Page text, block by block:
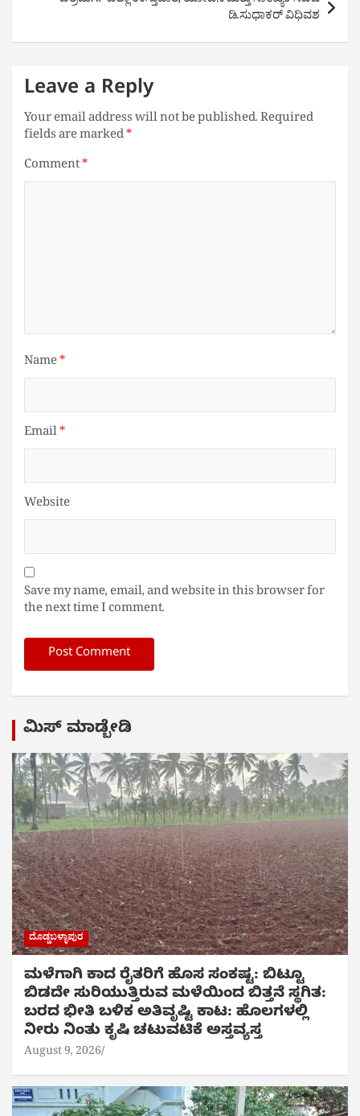
ಡಿ.ಸುಧಾಕರ್ ವಿಧಿವಶ
Leave a Reply
Your email address will not be published.Required
fields are marked*
Comment*
Name*
Email*
Website
Save my name, email, and website in this browser for
the next time I comment.
ಮಿಸ್ ಮಾಡ್ಬೇಡಿ
ದೊಡ್ಡಬಳ್ಳಾಪುರ
ಮಳೆಗಾಗಿ ಕಾದ ರೈತರಿಗೆ ಹೊಸ ಸಂಕಷ್ಟ: ಬಿಟ್ಟೂ
ಬಿಡದೇ ಸುರಿಯುತ್ತಿರುವ ಮಳೆಯಿಂದ ಬಿತ್ತನೆ ಸ್ಥಗಿತ:
ಬರದ ಭೀತಿ ಬಳಿಕ ಅತಿವೃಷ್ಟಿ ಕಾಟ: ಹೊಲಗಳಲ್ಲಿ
ನೀರು ನಿಂತು ಕೃಷಿ ಚಟುವಟಿಕೆ ಅಸ್ತವ್ಯಸ್ತ
August 9, 2026